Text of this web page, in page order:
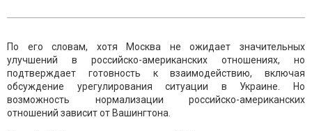
По его словам, хотя Москва не ожидает значительных
улучшений в российско-американских отношениях, но
подтверждает готовность к взаимодействию, включая
обсуждение урегулирования ситуации в Украине. Но
возможность нормализации российско-американских
отношений зависит от Вашингтона.